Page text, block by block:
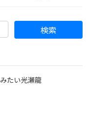
みたい光瀬龍